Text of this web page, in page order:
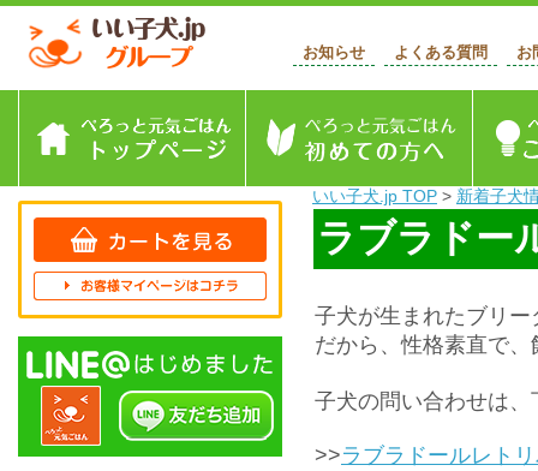
お知らせ よくある質問 お
いい子犬.jp TOP > 新着子犬
ラブラドー
子犬が生まれたブリ
だから、性格素直で、
子犬の問い合わせは、
>>ラブラドールレト